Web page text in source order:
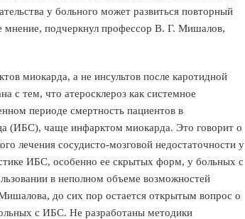
у больного может развиться повторный
мнение, подчеркнул профессор В. Г. Мишалов,
миокарда, а не инсультов после каротидной
с тем, что атеросклероз как системное
периоде смертность пациентов в
(ИБС), чаще инфарктом миокарда. Это говорит о
лечения сосудисто-мозговой недостаточности у
ИБС, особенно ее скрытых форм, у больных с
в неполном объеме возможностей
до сих пор остается открытым вопрос о
с ИБС. Не разработаны методики